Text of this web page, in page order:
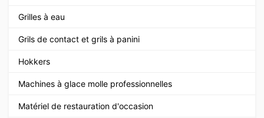
Grilles à eau
Grils de contact et grils à panini
Hokkers
Machines à glace molle professionnelles
Matériel de restauration d'occasion